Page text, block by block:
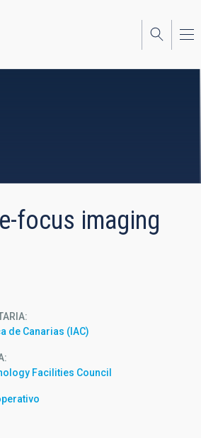
focus imaging
de Canarias (IAC)
Facilities Council